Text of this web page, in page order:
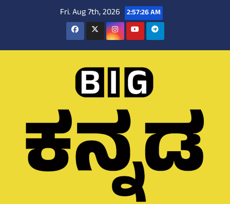
Fri. Aug 7th, 2026 2:57:27 AM